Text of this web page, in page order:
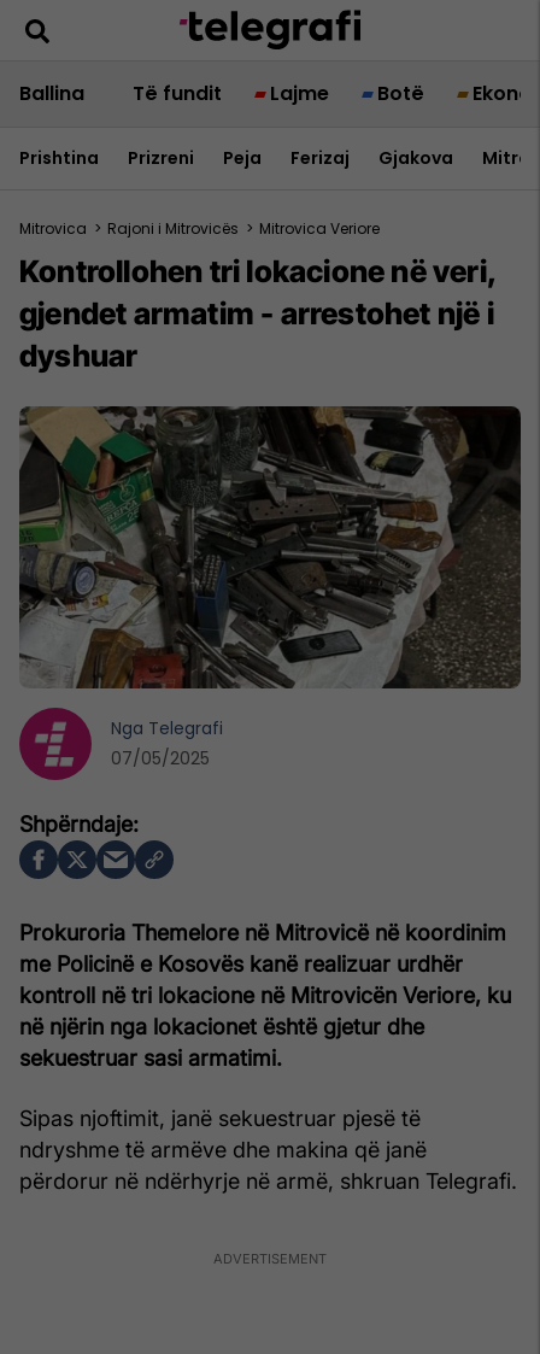
Ballina Të fundit Lajme Botë
Prishtina Prizreni Peja Ferizaj Gjakova
Mitrovica > Rajoni i Mitrovicës > Mitrovica Veriore
Kontrollohen tri lokacione në veri,
gjendet armatim - arrestohet një i
dyshuar
Prokuroria Themelore në Mitrovicë në koordinim
me Policinë e Kosovës kanë realizuar urdhër
kontroll në tri lokacione në Mitrovicën Veriore, ku
në njërin nga lokacionet është gjetur dhe
sekuestruar sasi armatimi.
Sipas njoftimit, janë sekuestruar pjesë të
ndryshme të armëve dhe makina që janë
përdorur në ndërhyrje në armë, shkruan Telegrafi.
Nga Telegrafi
07/05/2025